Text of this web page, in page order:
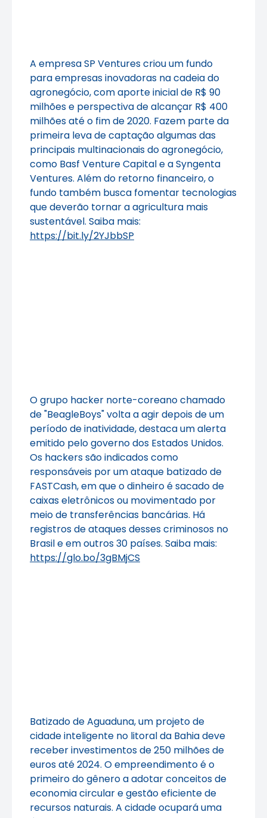
A empresa SP Ventures criou um fundo
para empresas inovadoras na cadeia do
agronegócio, com aporte inicial de R$ 90
milhões e perspectiva de alcançar R$ 400
milhões até o fim de 2020. Fazem parte da
primeira leva de captação algumas das
principais multinacionais do agronegócio,
como Basf Venture Capital e a Syngenta
Ventures. Além do retorno financeiro, o
fundo também busca fomentar tecnologias
que deverão tornar a agricultura mais
sustentável. Saiba mais:
https://bit.ly/2YJbbSP
O grupo hacker norte-coreano chamado
de "BeagleBoys" volta a agir depois de um
período de inatividade, destaca um alerta
emitido pelo governo dos Estados Unidos.
Os hackers são indicados como
responsáveis por um ataque batizado de
FASTCash, em que o dinheiro é sacado de
caixas eletrônicos ou movimentado por
meio de transferências bancárias. Há
registros de ataques desses criminosos no
Brasil e em outros 30 países. Saiba mais:
https://glo.bo/3gBMjCS
Batizado de Aguaduna, um projeto de
cidade inteligente no litoral da Bahia deve
receber investimentos de 250 milhões de
euros até 2024. O empreendimento é o
primeiro do gênero a adotar conceitos de
economia circular e gestão eficiente de
recursos naturais. A cidade ocupará uma